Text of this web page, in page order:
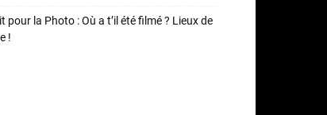
pour la Photo : Où a t’il été filmé ? Lieux de
!